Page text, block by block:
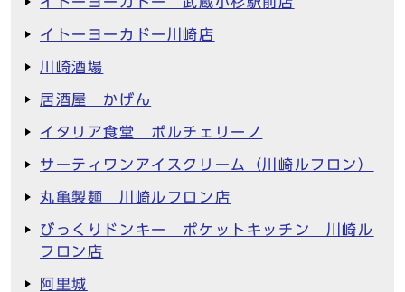
イトーヨーカドー川崎店
川崎酒場
居酒屋 かげん
イタリア食堂 ポルチェリーノ
サーティワンアイスクリーム（川崎ルフロン）
丸亀製麺 川崎ルフロン店
びっくりドンキー ポケットキッチン 川崎ル
フロン店
阿里城